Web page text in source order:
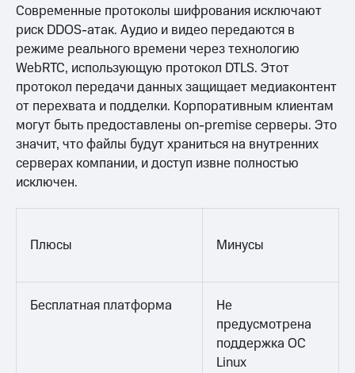
Современные протоколы шифрования исключают
риск DDOS-атак. Аудио и видео передаются в
режиме реального времени через технологию
WebRTC, использующую протокол DTLS. Этот
протокол передачи данных защищает медиаконтент
от перехвата и подделки. Корпоративным клиентам
могут быть предоставлены on-premise серверы. Это
значит, что файлы будут храниться на внутренних
серверах компании, и доступ извне полностью
исключен.
Плюсы Минусы
Бесплатная платформа
Не
предусмотрена
поддержка ОС
Linux